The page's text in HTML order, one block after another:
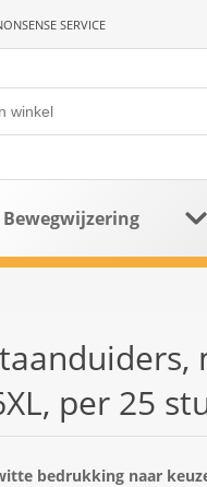
SERVICE
Bewegwijzering
per 25
bedrukking naar